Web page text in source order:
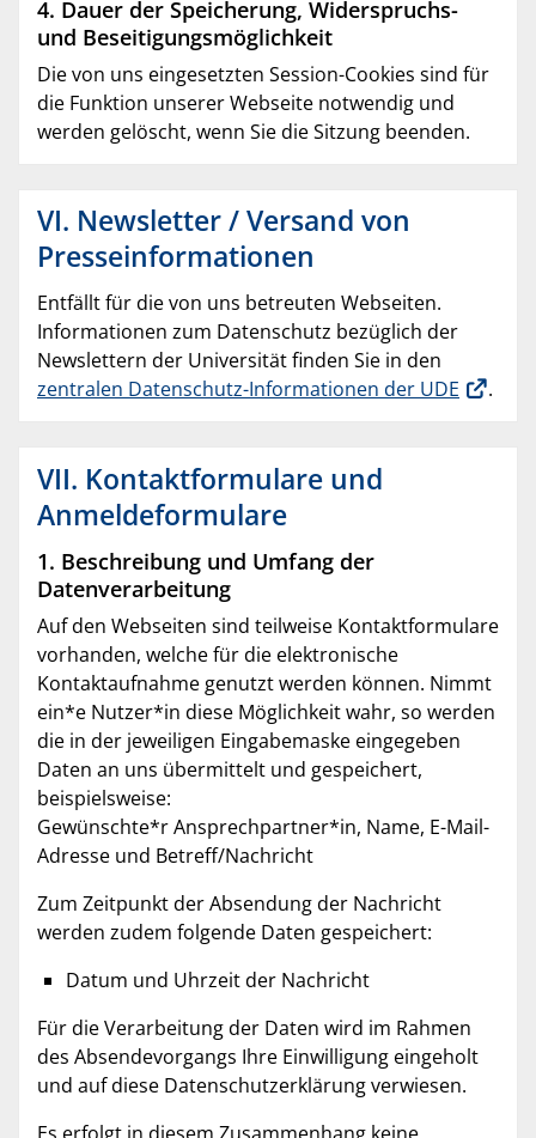
4. Dauer der Speicherung, Widerspruchs-
und Beseitigungsmöglichkeit
Die von uns eingesetzten Session-Cookies sind für
die Funktion unserer Webseite notwendig und
werden gelöscht, wenn Sie die Sitzung beenden.
VI. Newsletter / Versand von
Presseinformationen
Entfällt für die von uns betreuten Webseiten.
Informationen zum Datenschutz bezüglich der
Newslettern der Universität finden Sie in den
zentralen Datenschutz-Informationen der UDE
.
VII. Kontaktformulare und
Anmeldeformulare
1. Beschreibung und Umfang der
Datenverarbeitung
Auf den Webseiten sind teilweise Kontaktformulare
vorhanden, welche für die elektronische
Kontaktaufnahme genutzt werden können. Nimmt
ein*e Nutzer*in diese Möglichkeit wahr, so werden
die in der jeweiligen Eingabemaske eingegeben
Daten an uns übermittelt und gespeichert,
beispielsweise:
Gewünschte*r Ansprechpartner*in, Name, E-Mail-
Adresse und Betreff/Nachricht
Zum Zeitpunkt der Absendung der Nachricht
werden zudem folgende Daten gespeichert:
Datum und Uhrzeit der Nachricht
Für die Verarbeitung der Daten wird im Rahmen
des Absendevorgangs Ihre Einwilligung eingeholt
und auf diese Datenschutzerklärung verwiesen.
Es erfolgt in diesem Zusammenhang keine